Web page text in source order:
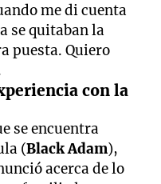
me di cuenta
se quitaban la
puesta. Quiero
con la
se encuentra
(Black Adam),
acerca de lo